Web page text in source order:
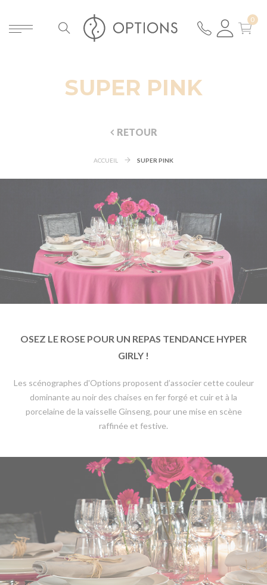
SUPER PINK
RETOUR
ACCUEIL SUPER PINK
OSEZ LE ROSE POUR UN REPAS TENDANCE HYPER
GIRLY !
Les scénographes d'Options proposent d’associer cette couleur
dominante au noir des chaises en fer forgé et cuir et à la
porcelaine de la vaisselle Ginseng, pour une mise en scène
raffinée et festive.